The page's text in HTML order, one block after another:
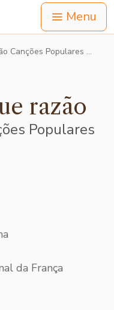
Menu
Canções Populares …
razão
Populares
da França